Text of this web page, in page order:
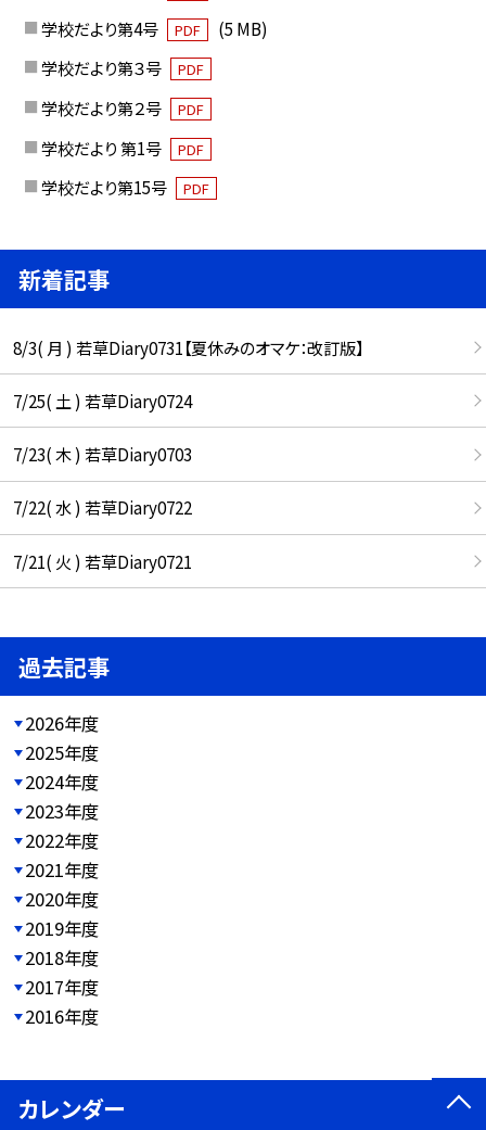
学校だより第4号
PDF
(5 MB)
学校だより第３号
PDF
学校だより第２号 PDF
学校だより 第1号 PDF
学校だより第15号 PDF
新着記事
8/3( 月 ) 若草Diary0731【夏休みのオマケ：改訂版】
7/25( 土 ) 若草Diary0724
7/23( 木 ) 若草Diary0703
7/22( 水 ) 若草Diary0722
7/21( 火 ) 若草Diary0721
過去記事
2026年度
2025年度
2024年度
2023年度
2022年度
2021年度
2020年度
2019年度
2018年度
2017年度
2016年度
カレンダー